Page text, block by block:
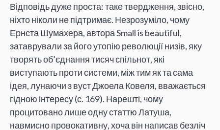
Відповідь дуже проста: таке твердження, звісно,
ніхто ніколи не підтримає. Незрозуміло, чому
Ернста Шумахера, автора Small is beautiful,
затаврували за його утопію революції низів, яку
творять об’єднання тисяч спільнот, які
виступають проти системи, між тим як та сама
ідея, лунаючи з вуст Джоела Ковеля, вважається
гідною інтересу (с. 169). Нарешті, чому
процитовано лише одну статтю Латуша,
навмисно провокативну, хоча він написав безліч